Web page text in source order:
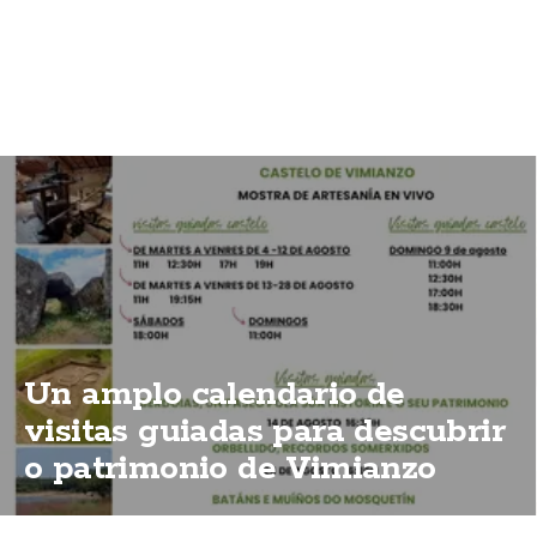
Un amplo calendario de
visitas guiadas para descubrir
o patrimonio de Vimianzo